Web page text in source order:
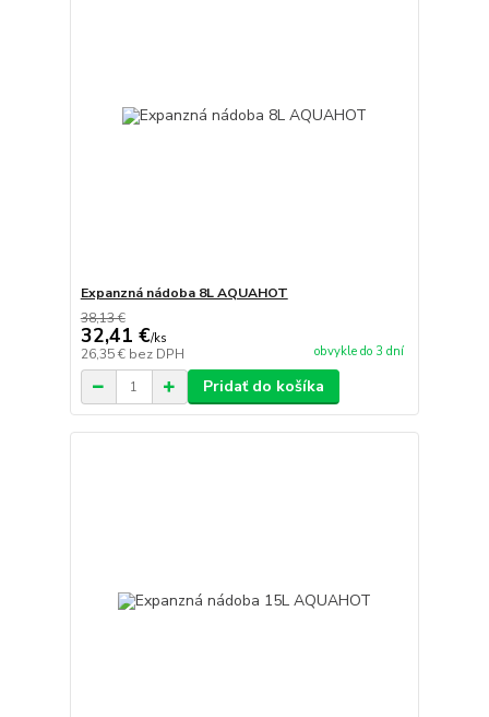
Expanzná nádoba 8L AQUAHOT
38,13 €
32,41 €/ks
26,35 € bez DPH obvykle do 3 dní
Pridať do košíka